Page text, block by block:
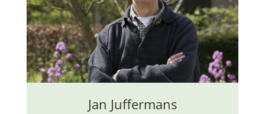
Jan Juffermans